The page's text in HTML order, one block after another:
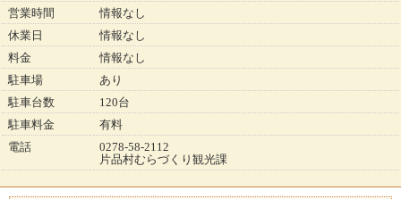
営業時間
情報なし
休業日
情報なし
料金
情報なし
駐車場
あり
駐車台数
120台
駐車料金
有料
電話
0278-58-2112
片品村むらづくり観光課